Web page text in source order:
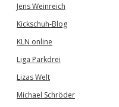
Jens Weinreich
Kickschuh-Blog
KLN online
Liga Parkdrei
Lizas Welt
Michael Schröder